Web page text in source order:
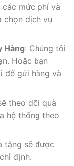
các mức phí và
chọn dịch vụ
Hàng: Chúng tôi
Hoặc bạn
để gửi hàng và
theo dõi quà
hệ thống theo
tặng sẽ được
định.